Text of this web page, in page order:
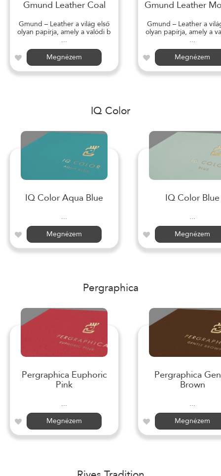
Gmund Leather Coal
Gmund – Leather a világ első
olyan papírja, amely a valódi b
...
Megnézem
Gmund Leather
Gmund – Leather a
olyan papírja, amely a
...
Megnézem
IQ Color
IQ Color Aqua Blue
...
Megnézem
IQ Color Blue
...
Megnézem
Pergraphica
Pergraphica Euphoric
Pink
...
Megnézem
Pergraphica
Brown
...
Megnézem